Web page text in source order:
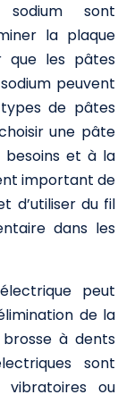
sont
la plaque
que les pâtes
peuvent
de pâtes
une pâte
besoins et à la
important de
d’utiliser du fil
dans les
peut
de la
à dents
sont
vibratoires ou